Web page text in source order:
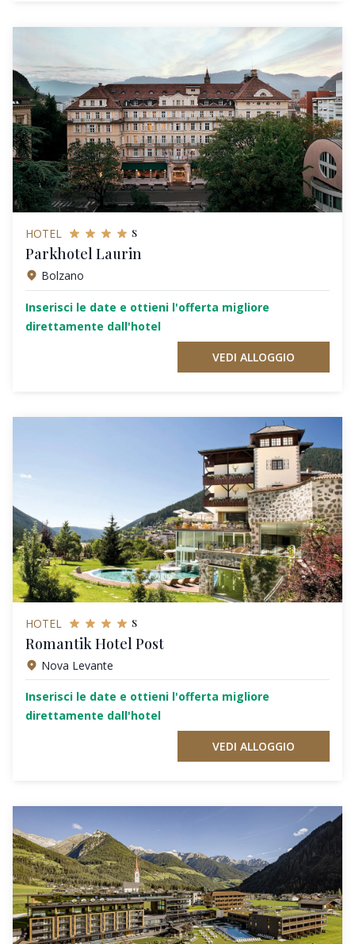
HOTEL s
Parkhotel Laurin
Bolzano
Inserisci le date e ottieni l'offerta migliore
direttamente dall'hotel
VEDI ALLOGGIO
HOTEL s
Romantik Hotel Post
Nova Levante
Inserisci le date e ottieni l'offerta migliore
direttamente dall'hotel
VEDI ALLOGGIO